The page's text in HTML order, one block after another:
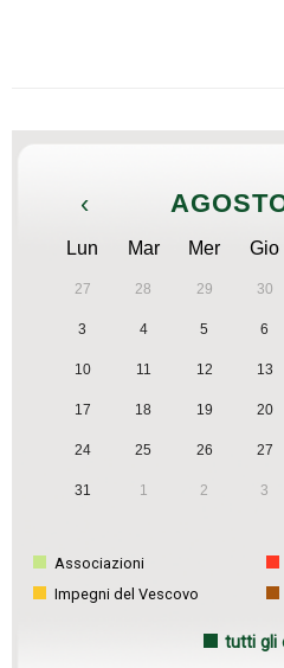
‹
Lun Mar Mer Gio
27 28 29 30
3 4 5 6
10 11 12 13
17 18 19 20
24 25 26 27
31 1 2 3
Associazioni
Impegni del Vescovo
tutti gli